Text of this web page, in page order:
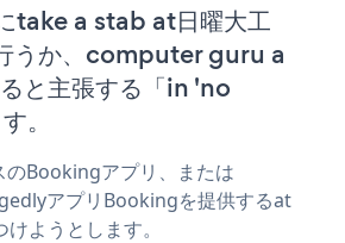
take a stab at日曜大工
うか、computer guru a
と主張する「in 'no
。
のBookingアプリ、または
アプリBookingを提供するat
ようとします。